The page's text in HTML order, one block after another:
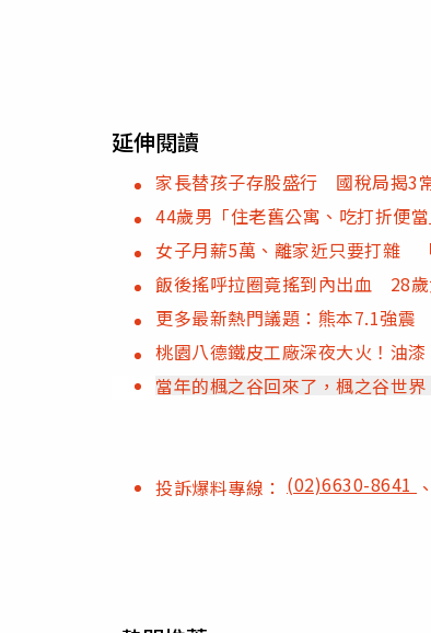
延伸閱讀
家長替孩子存股盛行 國稅局揭3
44歲男「住老舊公寓、吃打折便
女子月薪5萬、離家近只要打雜
飯後搖呼拉圈竟搖到內出血 28歲
更多最新熱門議題：熊本7.1強震
桃園八德鐵皮工廠深夜大火！油
當年的楓之谷回來了，楓之谷世界
投訴爆料專線： (02)6630-8641